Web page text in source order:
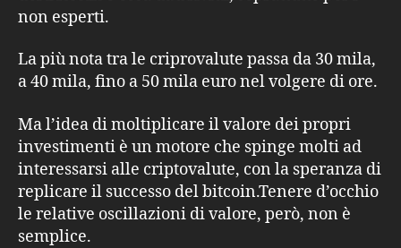
non esperti.
La più nota tra le criprovalute passa da 30 mila,
a 40 mila, fino a 50 mila euro nel volgere di ore.
Ma l’idea di moltiplicare il valore dei propri
investimenti è un motore che spinge molti ad
interessarsi alle criptovalute, con la speranza di
replicare il successo del bitcoin.Tenere d’occhio
le relative oscillazioni di valore, però, non è
semplice.